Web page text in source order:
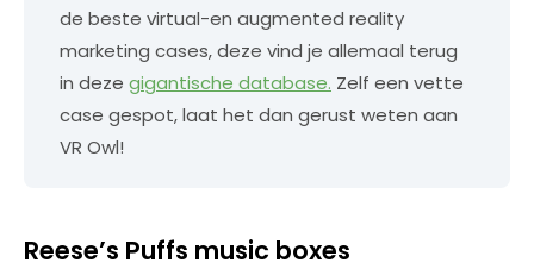
de beste virtual-en augmented reality
marketing cases, deze vind je allemaal terug
in deze gigantische database. Zelf een vette
case gespot, laat het dan gerust weten aan
VR Owl!
Reese’s Puffs music boxes